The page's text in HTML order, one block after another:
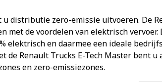
distributie zero-emissie uitvoeren. De
met de voordelen van elektrisch
elektrisch en daarmee een ideale
de Renault Trucks E-Tech Master bent
en zero-emissiezones.